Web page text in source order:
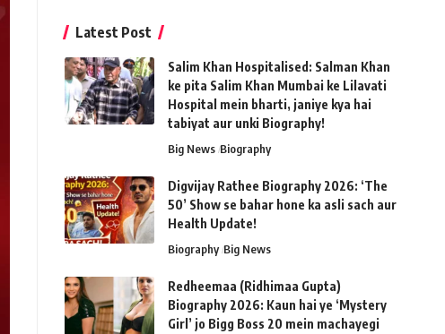
Latest Post
Salim Khan Hospitalised: Salman Khan
ke pita Salim Khan Mumbai ke Lilavati
Hospital mein bharti, janiye kya hai
tabiyat aur unki Biography!
Big News Biography
Digvijay Rathee Biography 2026: ‘The
50’ Show se bahar hone ka asli sach aur
Health Update!
Biography Big News
Redheemaa (Ridhimaa Gupta)
Biography 2026: Kaun hai ye ‘Mystery
Girl’ jo Bigg Boss 20 mein machayegi